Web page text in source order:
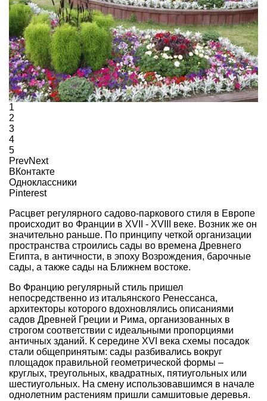
1
2
3
4
5
PrevNext
ВКонтакте
Одноклассники
Pinterest
Расцвет регулярного садово-паркового стиля в Европе
происходит во Франции в XVII - XVIII веке. Возник же он
значительно раньше. По принципу четкой организации
пространства строились сады во времена Древнего
Египта, в античности, в эпоху Возрождения, барочные
сады, а также сады на Ближнем востоке.
Во Францию регулярный стиль пришел
непосредственно из итальянского Ренессанса,
архитекторы которого вдохновлялись описаниями
садов Древней Греции и Рима, организованных в
строгом соответствии с идеальными пропорциями
античных зданий. К середине XVI века схемы посадок
стали общепринятым: сады разбивались вокруг
площадок правильной геометрической формы –
круглых, треугольных, квадратных, пятиугольных или
шестиугольных. На смену использовавшимся в начале
однолетним растениям пришли самшитовые деревья.